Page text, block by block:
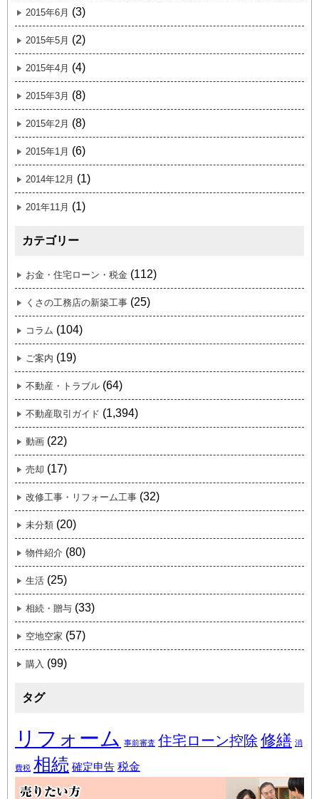
2015年6月 (3)
2015年5月 (2)
2015年4月 (4)
2015年3月 (8)
2015年2月 (8)
2015年1月 (6)
2014年12月 (1)
201年11月 (1)
カテゴリー
お金・住宅ローン・税金 (112)
くさの工務店の新築工事 (25)
コラム (104)
ご案内 (19)
不動産・トラブル (64)
不動産取引ガイド (1,394)
動画 (22)
売却 (17)
改修工事・リフォーム工事 (32)
未分類 (20)
物件紹介 (80)
生活 (25)
相続・贈与 (33)
空地空家 (57)
購入 (99)
タグ
リフォーム 事前審査 住宅ローン控除 修繕 消
費税 相続 確定申告 税金